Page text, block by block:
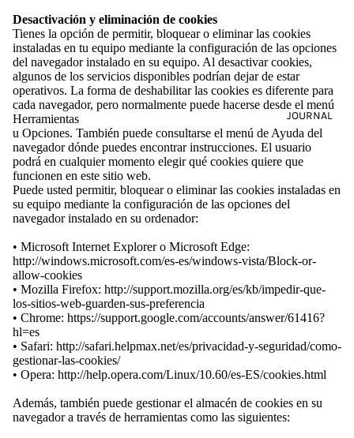
JOURNAL
Desactivación y eliminación de cookies
Tienes la opción de permitir, bloquear o eliminar las cookies
instaladas en tu equipo mediante la configuración de las opciones
del navegador instalado en su equipo. Al desactivar cookies,
algunos de los servicios disponibles podrían dejar de estar
operativos. La forma de deshabilitar las cookies es diferente para
cada navegador, pero normalmente puede hacerse desde el menú
Herramientas
u Opciones. También puede consultarse el menú de Ayuda del
navegador dónde puedes encontrar instrucciones. El usuario
podrá en cualquier momento elegir qué cookies quiere que
funcionen en este sitio web.
Puede usted permitir, bloquear o eliminar las cookies instaladas en
su equipo mediante la configuración de las opciones del
navegador instalado en su ordenador:
• Microsoft Internet Explorer o Microsoft Edge:
http://windows.microsoft.com/es-es/windows-vista/Block-or-
allow-cookies
• Mozilla Firefox: http://support.mozilla.org/es/kb/impedir-que-
los-sitios-web-guarden-sus-preferencia
• Chrome: https://support.google.com/accounts/answer/61416?
hl=es
• Safari: http://safari.helpmax.net/es/privacidad-y-seguridad/como-
gestionar-las-cookies/
• Opera: http://help.opera.com/Linux/10.60/es-ES/cookies.html
Además, también puede gestionar el almacén de cookies en su
navegador a través de herramientas como las siguientes: